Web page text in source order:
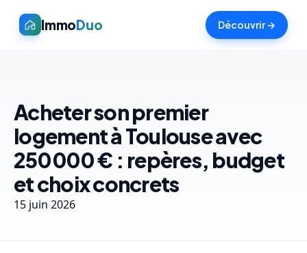
ImmoDuo Découvrir →
Acheter son premier
logement à Toulouse avec
250 000 € : repères, budget
et choix concrets
15 juin 2026